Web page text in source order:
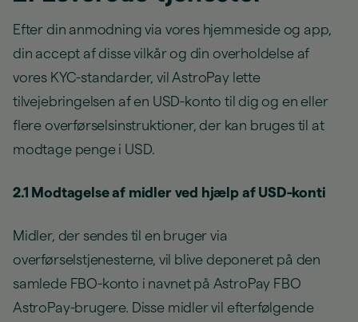
Efter din anmodning via vores hjemmeside og app,
din accept af disse vilkår og din overholdelse af
vores KYC-standarder, vil AstroPay lette
tilvejebringelsen af en USD-konto til dig og en eller
flere overførselsinstruktioner, der kan bruges til at
modtage penge i USD.
2.1 Modtagelse af midler ved hjælp af USD-konti
Midler, der sendes til en bruger via
overførselstjenesterne, vil blive deponeret på den
samlede FBO-konto i navnet på AstroPay FBO
AstroPay-brugere. Disse midler vil efterfølgende